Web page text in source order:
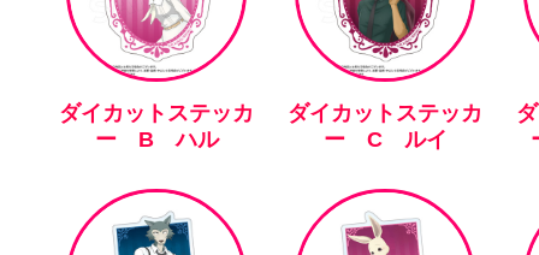
ダイカットステッカ
ー B ハル
ダイカットステッカ
ー C ルイ